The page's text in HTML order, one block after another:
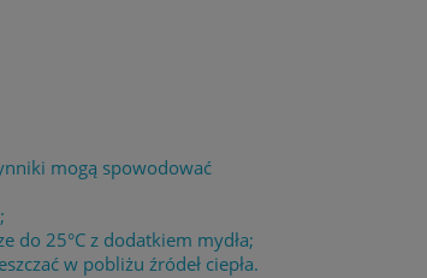
mogą spowodować
do 25°C z dodatkiem mydła;
w pobliżu źródeł ciepła.